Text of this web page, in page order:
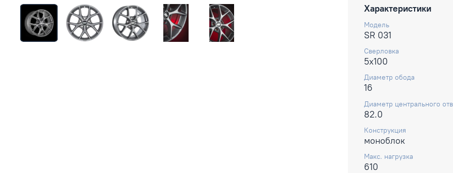
Характеристики
Модель
SR 031
Сверловка
5x100
Диаметр обода
16
Диаметр центрального
82.0
Конструкция
моноблок
Макс. нагрузка
610